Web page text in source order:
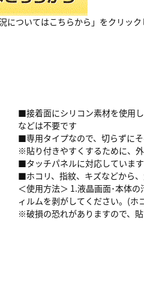
ついてはこちらから」をクリック
■接着面にシリコン素材を使用
などは不要です
■専用タイプなので、切らずに
※貼り付きやすくするために、
■タッチパネルに対応しています
■ホコリ、指紋、キズなどから
＜使用方法＞ 1.液晶画面･本体
ィルムを剥がしてください。(
※破損の恐れがありますので、